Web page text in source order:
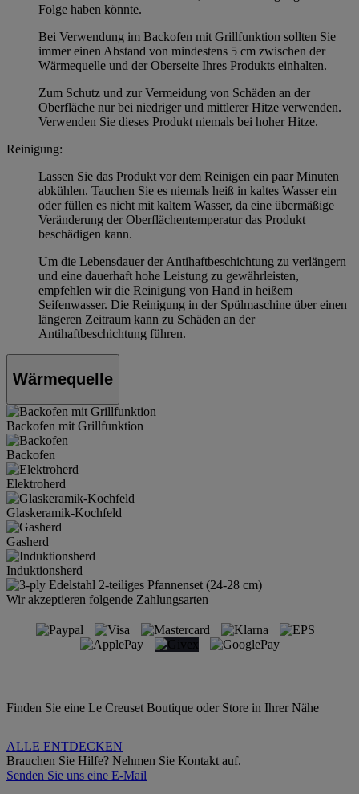
Folge haben könnte.
Bei Verwendung im Backofen mit Grillfunktion sollten Sie
immer einen Abstand von mindestens 5 cm zwischen der
Wärmequelle und der Oberseite Ihres Produkts einhalten.
Zum Schutz und zur Vermeidung von Schäden an der
Oberfläche nur bei niedriger und mittlerer Hitze verwenden.
Verwenden Sie dieses Produkt niemals bei hoher Hitze.
Reinigung:
Lassen Sie das Produkt vor dem Reinigen ein paar Minuten
abkühlen. Tauchen Sie es niemals heiß in kaltes Wasser ein
oder füllen es nicht mit kaltem Wasser, da eine übermäßige
Veränderung der Oberflächentemperatur das Produkt
beschädigen kann.
Um die Lebensdauer der Antihaftbeschichtung zu verlängern
und eine dauerhaft hohe Leistung zu gewährleisten,
empfehlen wir die Reinigung von Hand in heißem
Seifenwasser. Die Reinigung in der Spülmaschine über einen
längeren Zeitraum kann zu Schäden an der
Antihaftbeschichtung führen.
Wärmequelle
Backofen mit Grillfunktion
Backofen
Elektroherd
Glaskeramik-Kochfeld
Gasherd
Induktionsherd
Wir akzeptieren folgende Zahlungsarten
Finden Sie eine Le Creuset Boutique oder Store in Ihrer Nähe
ALLE ENTDECKEN
Brauchen Sie Hilfe? Nehmen Sie Kontakt auf.
Senden Sie uns eine E-Mail